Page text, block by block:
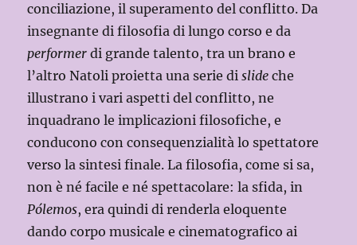
conciliazione, il superamento del conflitto. Da
insegnante di filosofia di lungo corso e da
performerdi grande talento, tra un brano e
l’altro Natoli proietta una serie dislideche
illustrano i vari aspetti del conflitto, ne
inquadrano le implicazioni filosofiche, e
conducono con consequenzialità lo spettatore
verso la sintesi finale. La filosofia, come si sa,
non è né facile e né spettacolare: la sfida, in
Pólemos, era quindi di renderla eloquente
dando corpo musicale e cinematografico ai